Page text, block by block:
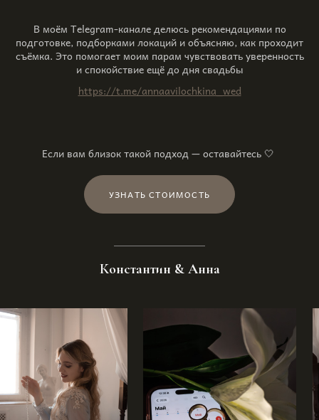
В моём Telegram-канале делюсь рекомендациями по
подготовке, подборками локаций и объясняю, как проходит
съёмка. Это помогает моим парам чувствовать уверенность
и спокойствие ещё до дня свадьбы
https://t.me/annaavilochkina_wed
Если вам близок такой подход — оставайтесь 🤍
УЗНАТЬ СТОИМОСТЬ
Константин & Анна